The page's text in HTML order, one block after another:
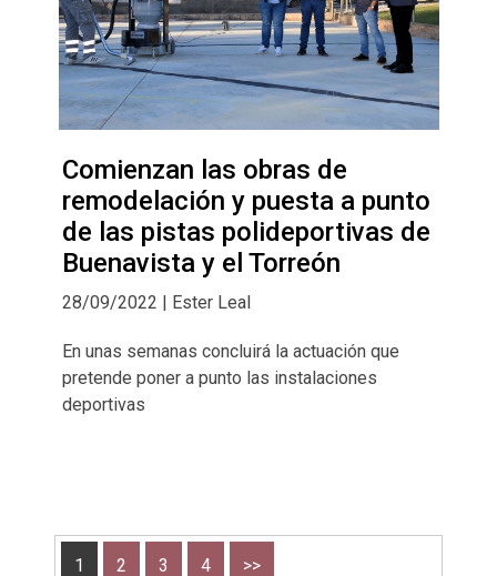
Comienzan las obras de
remodelación y puesta a punto
de las pistas polideportivas de
Buenavista y el Torreón
28/09/2022 | Ester Leal
En unas semanas concluirá la actuación que
pretende poner a punto las instalaciones
deportivas
1 2 3 4 >>